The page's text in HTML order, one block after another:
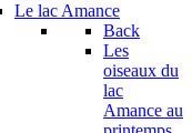
Le lac Amance
Back
Les
oiseaux du
lac
Amance au